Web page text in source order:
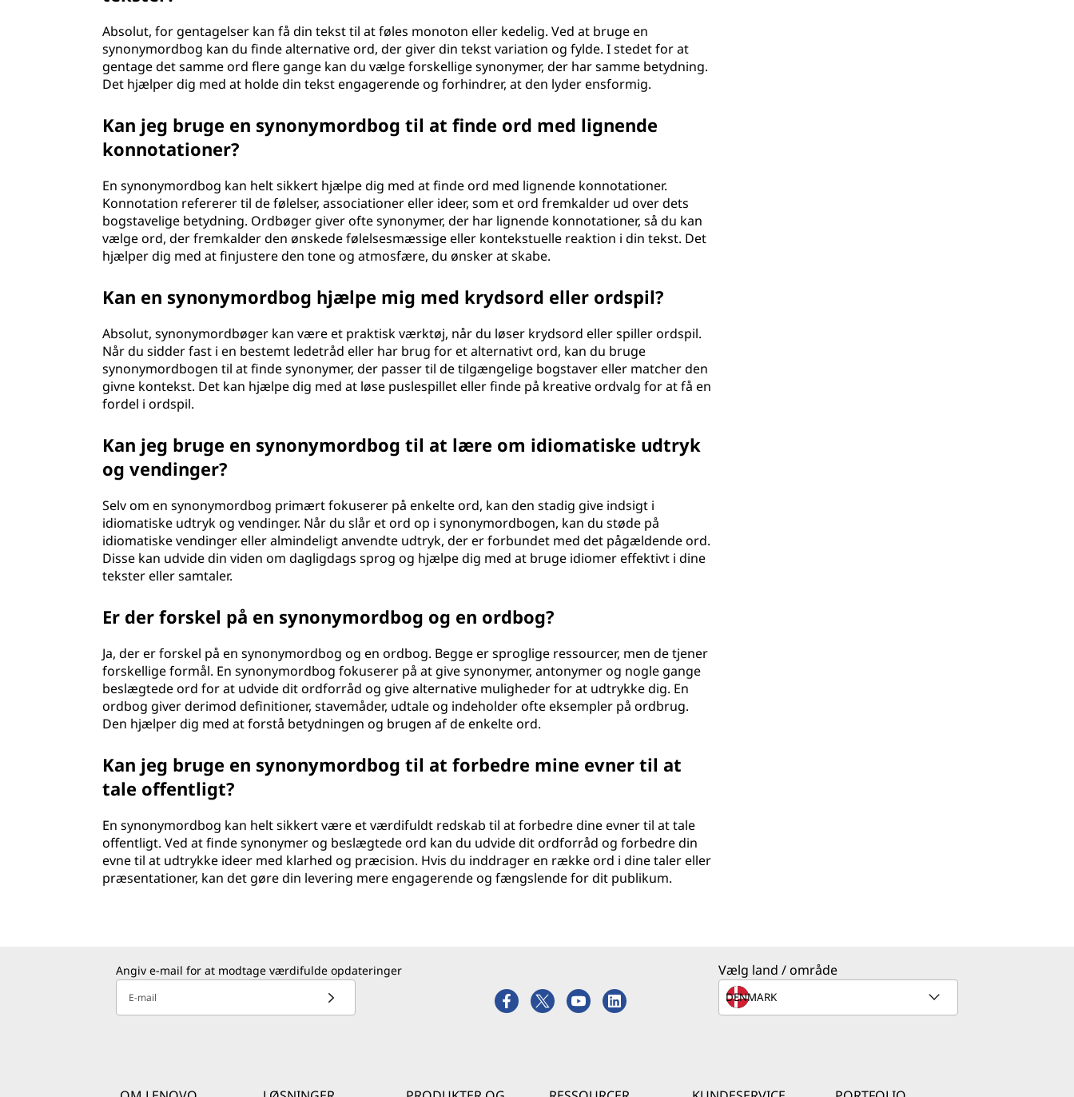
Absolut, for gentagelser kan få din tekst til at føles monoton eller kedelig. Ved at bruge en
synonymordbog kan du finde alternative ord, der giver din tekst variation og fylde. I stedet for at
gentage det samme ord flere gange kan du vælge forskellige synonymer, der har samme betydning.
Det hjælper dig med at holde din tekst engagerende og forhindrer, at den lyder ensformig.
Kan jeg bruge en synonymordbog til at finde ord med lignende
konnotationer?
En synonymordbog kan helt sikkert hjælpe dig med at finde ord med lignende konnotationer.
Konnotation refererer til de følelser, associationer eller ideer, som et ord fremkalder ud over dets
bogstavelige betydning. Ordbøger giver ofte synonymer, der har lignende konnotationer, så du kan
vælge ord, der fremkalder den ønskede følelsesmæssige eller kontekstuelle reaktion i din tekst. Det
hjælper dig med at finjustere den tone og atmosfære, du ønsker at skabe.
Kan en synonymordbog hjælpe mig med krydsord eller ordspil?
Absolut, synonymordbøger kan være et praktisk værktøj, når du løser krydsord eller spiller ordspil.
Når du sidder fast i en bestemt ledetråd eller har brug for et alternativt ord, kan du bruge
synonymordbogen til at finde synonymer, der passer til de tilgængelige bogstaver eller matcher den
givne kontekst. Det kan hjælpe dig med at løse puslespillet eller finde på kreative ordvalg for at få en
fordel i ordspil.
Kan jeg bruge en synonymordbog til at lære om idiomatiske udtryk
og vendinger?
Selv om en synonymordbog primært fokuserer på enkelte ord, kan den stadig give indsigt i
idiomatiske udtryk og vendinger. Når du slår et ord op i synonymordbogen, kan du støde på
idiomatiske vendinger eller almindeligt anvendte udtryk, der er forbundet med det pågældende ord.
Disse kan udvide din viden om dagligdags sprog og hjælpe dig med at bruge idiomer effektivt i dine
tekster eller samtaler.
Er der forskel på en synonymordbog og en ordbog?
Ja, der er forskel på en synonymordbog og en ordbog. Begge er sproglige ressourcer, men de tjener
forskellige formål. En synonymordbog fokuserer på at give synonymer, antonymer og nogle gange
beslægtede ord for at udvide dit ordforråd og give alternative muligheder for at udtrykke dig. En
ordbog giver derimod definitioner, stavemåder, udtale og indeholder ofte eksempler på ordbrug.
Den hjælper dig med at forstå betydningen og brugen af de enkelte ord.
Kan jeg bruge en synonymordbog til at forbedre mine evner til at
tale offentligt?
En synonymordbog kan helt sikkert være et værdifuldt redskab til at forbedre dine evner til at tale
offentligt. Ved at finde synonymer og beslægtede ord kan du udvide dit ordforråd og forbedre din
evne til at udtrykke ideer med klarhed og præcision. Hvis du inddrager en række ord i dine taler eller
præsentationer, kan det gøre din levering mere engagerende og fængslende for dit publikum.
Angiv e-mail for at modtage værdifulde opdateringer
E-mail
Vælg land / område